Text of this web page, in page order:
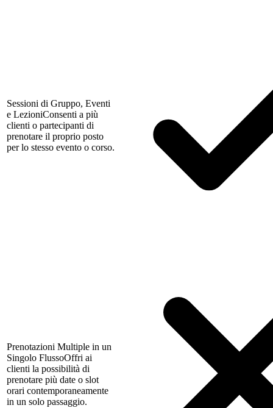
Sessioni di Gruppo, Eventi
e LezioniConsenti a più
clienti o partecipanti di
prenotare il proprio posto
per lo stesso evento o corso.
Prenotazioni Multiple in un
Singolo FlussoOffri ai
clienti la possibilità di
prenotare più date o slot
orari contemporaneamente
in un solo passaggio.